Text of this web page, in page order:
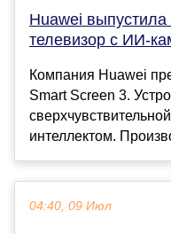
Huawei
телевизор с ИИ-
Компания Huawei
Smart Screen 3.
интеллектом.
04:40, 09 Июл